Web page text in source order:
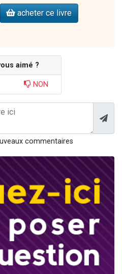
acheter ce livre
aimé ?
NON
commentaires